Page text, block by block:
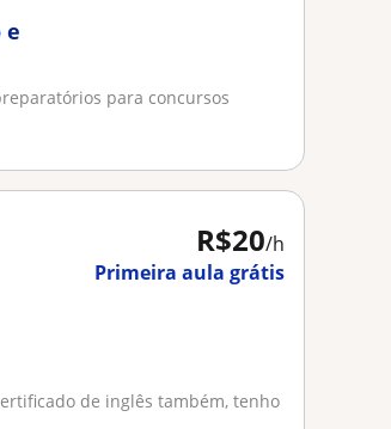
e
para concursos
R$20/h
Primeira aula grátis
de inglês também, tenho